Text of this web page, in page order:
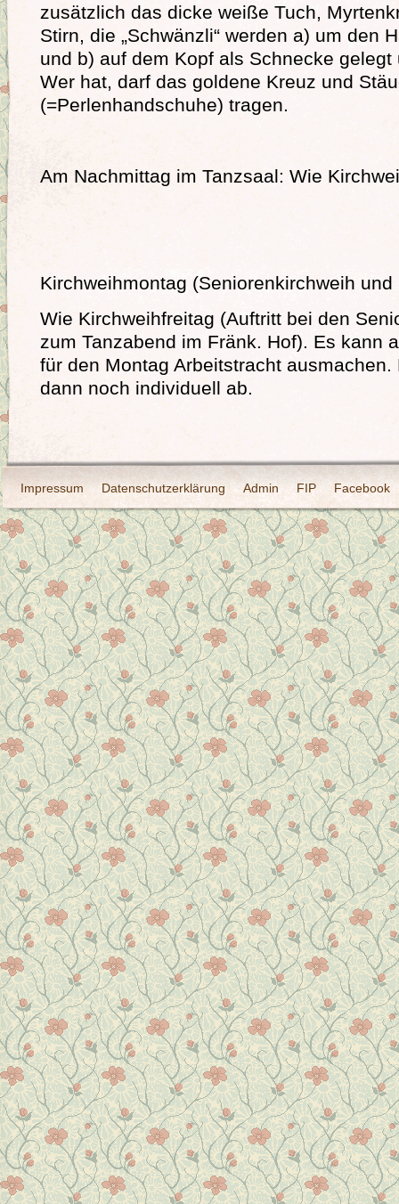
zusätzlich das dicke weiße Tuch,
Stirn, die „Schwänzli“ werden a) um den
und b) auf dem Kopf als Schnecke
Wer hat, darf das goldene Kreuz und
(=Perlenhandschuhe) tragen.
Am Nachmittag im Tanzsaal: Wie
Kirchweihmontag (Seniorenkirchweih
Wie Kirchweihfreitag (Auftritt bei den
zum Tanzabend im Fränk. Hof). Es kann
für den Montag Arbeitstracht ausmachen.
dann noch individuell ab.
Impressum Datenschutzerklärung Admin FIP Facebook